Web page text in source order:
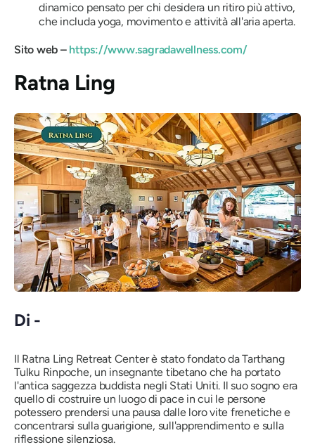
dinamico pensato per chi desidera un ritiro più attivo,
che includa yoga, movimento e attività all'aria aperta.
Sito web – https://www.sagradawellness.com/
Ratna Ling
Di -
Il Ratna Ling Retreat Center è stato fondato da Tarthang
Tulku Rinpoche, un insegnante tibetano che ha portato
l'antica saggezza buddista negli Stati Uniti. Il suo sogno era
quello di costruire un luogo di pace in cui le persone
potessero prendersi una pausa dalle loro vite frenetiche e
concentrarsi sulla guarigione, sull'apprendimento e sulla
riflessione silenziosa.